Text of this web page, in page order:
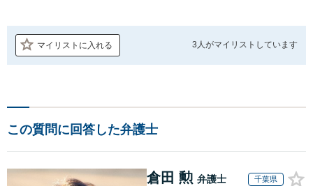
マイリストに入れる 3人がマイリストしています
この質問に回答した弁護士
倉田 勲 弁護士 千葉県